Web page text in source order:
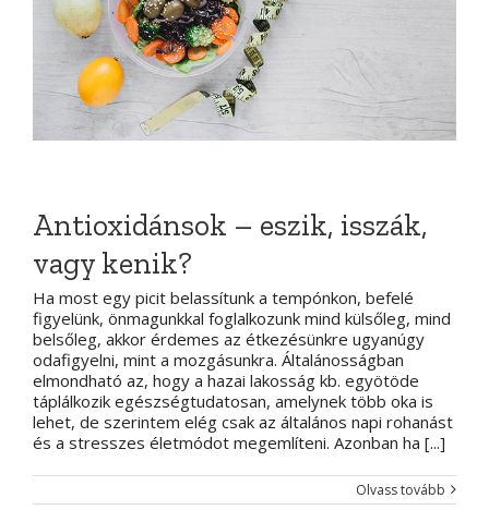
Antioxidánsok – eszik, isszák,
vagy kenik?
Ha most egy picit belassítunk a tempónkon, befelé
figyelünk, önmagunkkal foglalkozunk mind külsőleg, mind
belsőleg, akkor érdemes az étkezésünkre ugyanúgy
odafigyelni, mint a mozgásunkra. Általánosságban
elmondható az, hogy a hazai lakosság kb. egyötöde
táplálkozik egészségtudatosan, amelynek több oka is
lehet, de szerintem elég csak az általános napi rohanást
és a stresszes életmódot megemlíteni. Azonban ha [...]
Olvass tovább